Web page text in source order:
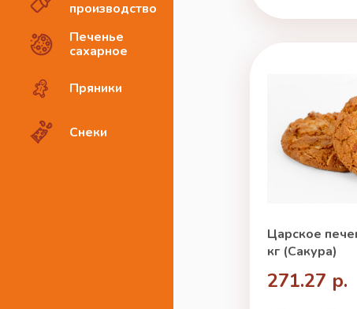
производство
Печенье
сахарное
Пряники
Снеки
Царское
кг (Сакура)
271.27 р.